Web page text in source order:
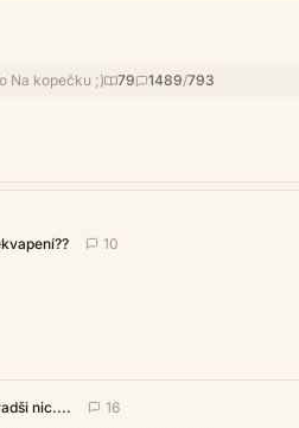
Na kopečku ;) 79 1489/793
10
nic.... 16